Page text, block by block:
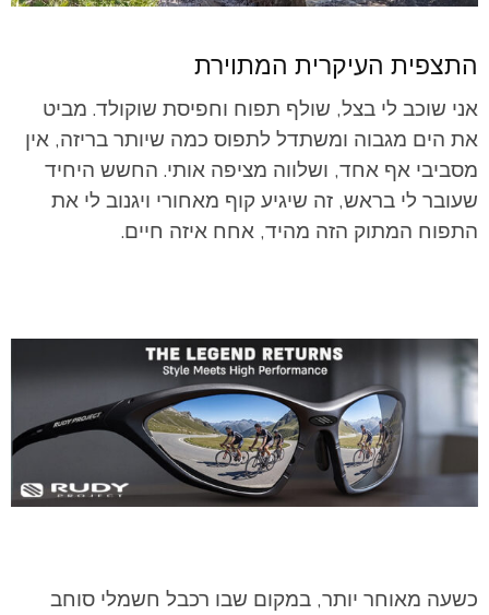
התצפית העיקרית המתוירת
אני שוכב לי בצל, שולף תפוח וחפיסת שוקולד. מביט
את הים מגבוה ומשתדל לתפוס כמה שיותר בריזה, אין
מסביבי אף אחד, ושלווה מציפה אותי. החשש היחיד
שעובר לי בראש, זה שיגיע קוף מאחורי ויגנוב לי את
התפוח המתוק הזה מהיד, אחח איזה חיים.
כשעה מאוחר יותר, במקום שבו רכבל חשמלי סוחב